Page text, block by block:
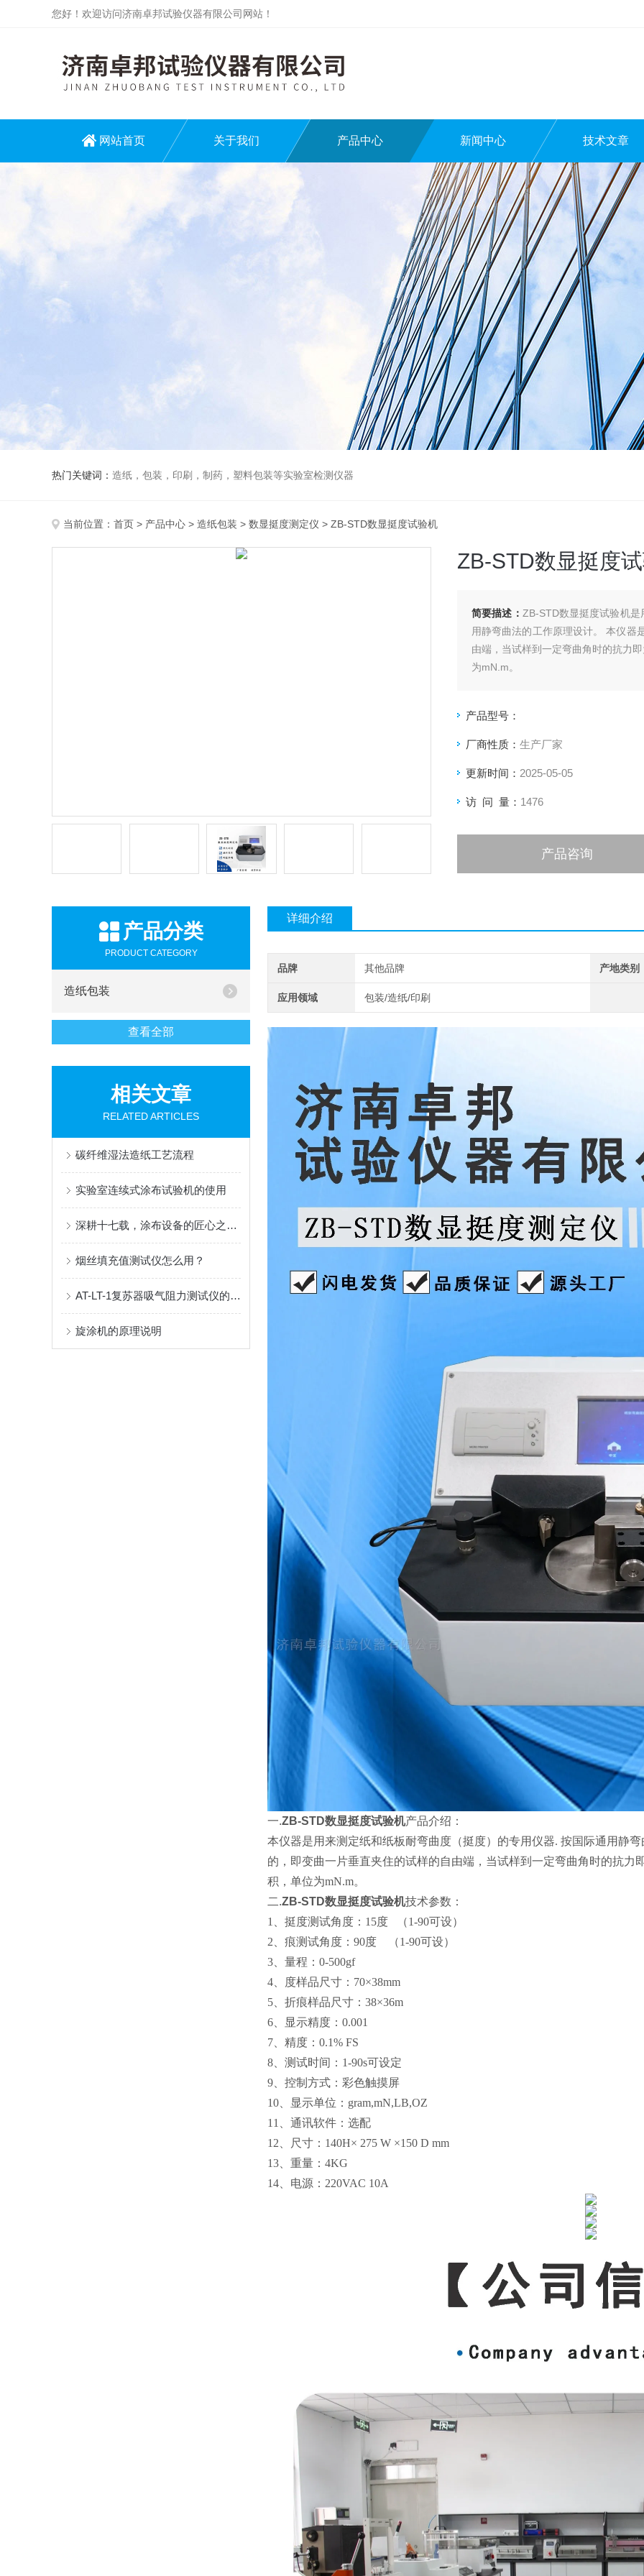
您好！欢迎访问济南卓邦试验仪器有限公司网站！
网站首页 关于我们 产品中心 新闻中心 技术文章
热门关键词： 造纸，包装，印刷，制药，塑料包装等实验室检测仪器
当前位置： 首页 > 产品中心 > 造纸包装 > 数显挺度测定仪 > ZB-STD数显挺度试验机
ZB-STD数显挺度
简要描述： ZB-STD数显挺度试验机
用静弯曲法的工作原理设计。 本仪器
由端，当试样到一定弯曲角时的抗力
为mN.m。
产品型号：
厂商性质： 生产厂家
更新时间： 2025-05-05
访 问 量： 1476
产品咨询
产品分类
PRODUCT CATEGORY
造纸包装
查看全部
相关文章
RELATED ARTICLES
碳纤维湿法造纸工艺流程
实验室连续式涂布试验机的使用
深耕十七载，涂布设备的匠心之选 ——AT-TB-300C 多功能涂布试验机
烟丝填充值测试仪怎么用？
AT-LT-1复苏器吸气阻力测试仪的操作方法
旋涂机的原理说明
详细介绍
品牌 其他品牌 产地类别
应用领域 包装/造纸/印刷
一.ZB-STD数显挺度试验机产品介绍：
本仪器是用来测定纸和纸板耐弯曲度（挺度）的专用仪器. 按国际通用静
的，即变曲一片垂直夹住的试样的自由端，当试样到一定弯曲角时的抗力
积，单位为mN.m。
二.ZB-STD数显挺度试验机技术参数：
1、 挺度测试角度：15度
（1-90可设）
2、 痕测试角度：90度
（1-90可设）
3、 量程：0-500gf
4、
度样品尺寸：70×38mm
5、 折痕样品尺寸：38×36m
6、
显示精度：0.001
7、 精度：0.1% FS
8、 测试时间： 1-90s可设定
9、 控制方式：彩色触摸屏
10、
显示单位：gram,mN,LB,OZ
11、 通讯软件：选配
12、
尺寸：140H× 275 W ×150 D mm
13、 重量：4KG
14、 电源：220VAC 10A